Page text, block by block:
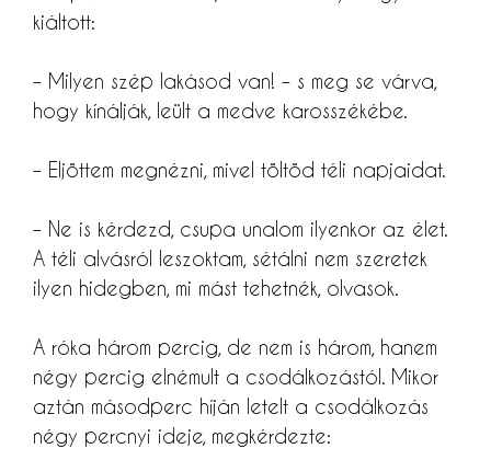
kiáltott:
– Milyen szép lakásod van! – s meg se várva,
hogy kínálják, leült a medve karosszékébe.
– Eljöttem megnézni, mivel töltöd téli napjaidat.
– Ne is kérdezd, csupa unalom ilyenkor az élet.
A téli alvásról leszoktam, sétálni nem szeretek
ilyen hidegben, mi mást tehetnék, olvasok.
A róka három percig, de nem is három, hanem
négy percig elnémult a csodálkozástól. Mikor
aztán másodperc híján letelt a csodálkozás
négy percnyi ideje, megkérdezte: